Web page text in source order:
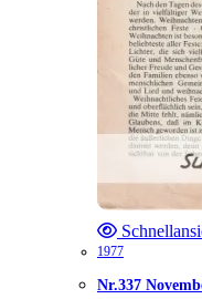
1977
Nr.337